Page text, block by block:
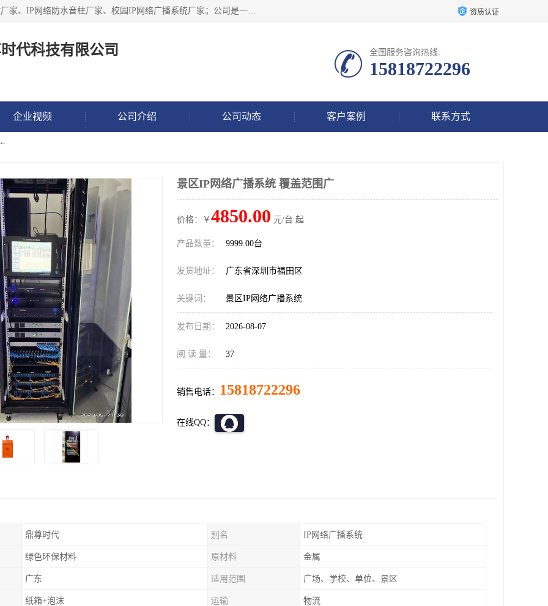
深圳市鼎尊时代科技有限公司主要从事：IP网络定压广播功放厂家、IP网络防水音柱厂家、校园IP网络广播系统厂家；公司是一家集研发、生产、销售公共广播器材于一体的现代电子科技企业。公司成立多年来，本着“自主研发技术、开拓稳定的产品”的宗旨，集多年的行业经验，引航广播行业的迅猛发展，使产品能够适应时代技术发展的需要。 资质认证
代科技有限公司 全国服务咨询热线:
15818722296
企业视频 公司介绍 公司动态 客户案例 联系方式
景区IP网络广播系统 覆盖范围广
价格：￥ 4850.00 元/台 起
产品数量： 9999.00台
发货地址： 广东省深圳市福田区
关键词： 景区IP网络广播系统
发布日期： 2026-08-07
阅 读 量： 37
销售电话： 15818722296
在线QQ：
鼎尊时代 别名 IP网络广播系统
绿色环保材料 原材料 金属
广东 适用范围 广场、学校、单位、景区
纸箱+泡沫 运输 物流